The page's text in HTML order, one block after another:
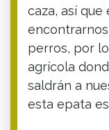
caza, así
perros, por
agrícola
saldrán a
esta epata